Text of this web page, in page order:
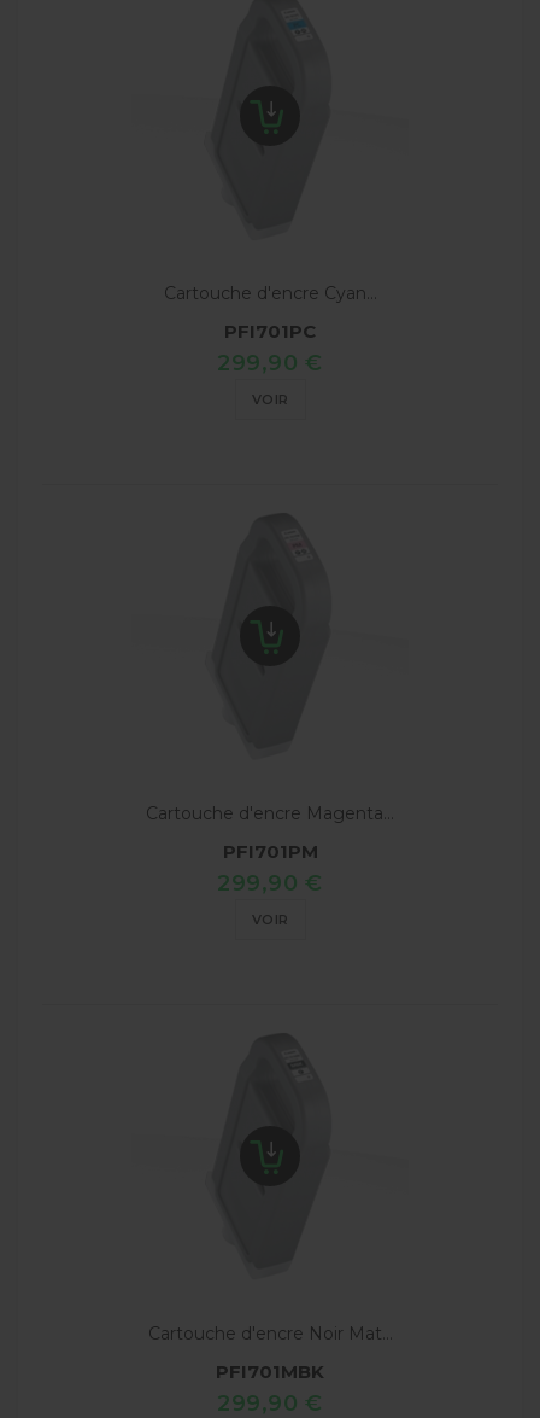
Cartouche d'encre Cyan...
PFI701PC
299,90 €
VOIR
Cartouche d'encre Magenta...
PFI701PM
299,90 €
VOIR
Cartouche d'encre Noir Mat...
PFI701MBK
299,90 €